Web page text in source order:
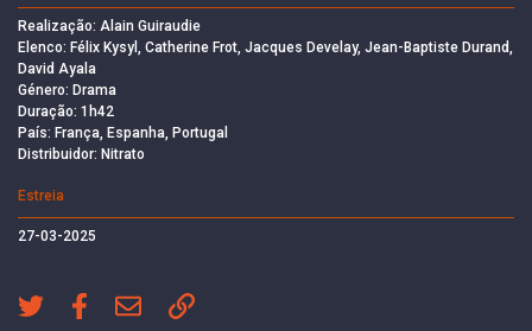
Realização: Alain Guiraudie
Elenco: Félix Kysyl, Catherine Frot, Jacques Develay, Jean-Baptiste Durand,
David Ayala
Género: Drama
Duração: 1h42
País: França, Espanha, Portugal
Distribuidor: Nitrato
Estreia
27-03-2025